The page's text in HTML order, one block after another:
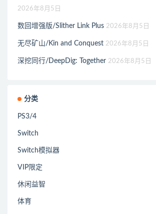
2026年8月5日
数回增强版/Slither Link Plus 2026年8月5日
无尽矿山/Kin and Conquest 2026年8月5日
深挖同行/DeepDig: Together 2026年8月5日
分类
PS3/4
Switch
Switch模拟器
VIP限定
休闲益智
体育